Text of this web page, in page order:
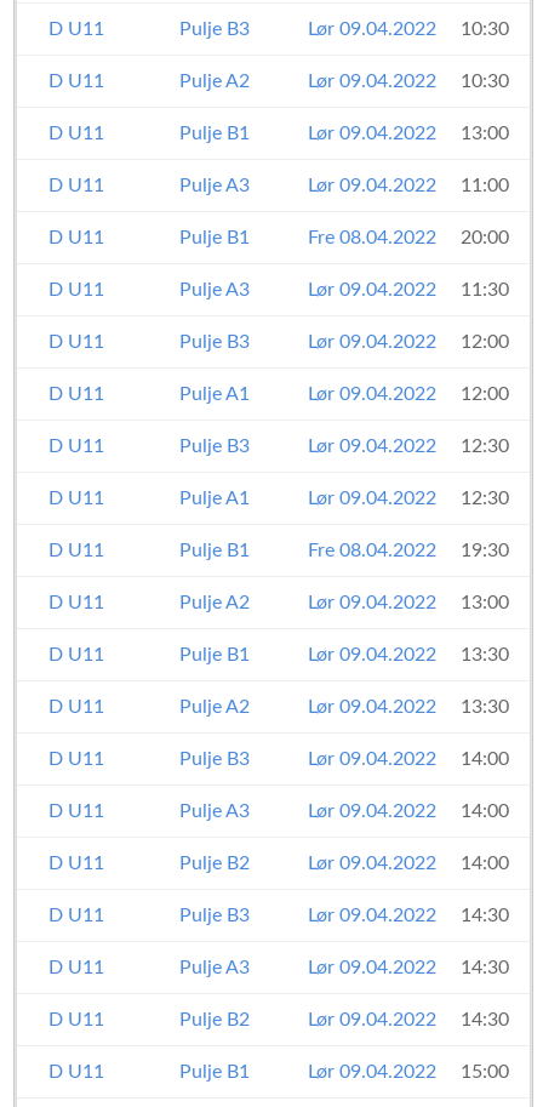
D U11 Pulje B3 Lør 09.04.2022 10:30
D U11 Pulje A2 Lør 09.04.2022 10:30
D U11 Pulje B1 Lør 09.04.2022 13:00
D U11 Pulje A3 Lør 09.04.2022 11:00
D U11 Pulje B1 Fre 08.04.2022 20:00
D U11 Pulje A3 Lør 09.04.2022 11:30
D U11 Pulje B3 Lør 09.04.2022 12:00
D U11 Pulje A1 Lør 09.04.2022 12:00
D U11 Pulje B3 Lør 09.04.2022 12:30
D U11 Pulje A1 Lør 09.04.2022 12:30
D U11 Pulje B1 Fre 08.04.2022 19:30
D U11 Pulje A2 Lør 09.04.2022 13:00
D U11 Pulje B1 Lør 09.04.2022 13:30
D U11 Pulje A2 Lør 09.04.2022 13:30
D U11 Pulje B3 Lør 09.04.2022 14:00
D U11 Pulje A3 Lør 09.04.2022 14:00
D U11 Pulje B2 Lør 09.04.2022 14:00
D U11 Pulje B3 Lør 09.04.2022 14:30
D U11 Pulje A3 Lør 09.04.2022 14:30
D U11 Pulje B2 Lør 09.04.2022 14:30
D U11 Pulje B1 Lør 09.04.2022 15:00